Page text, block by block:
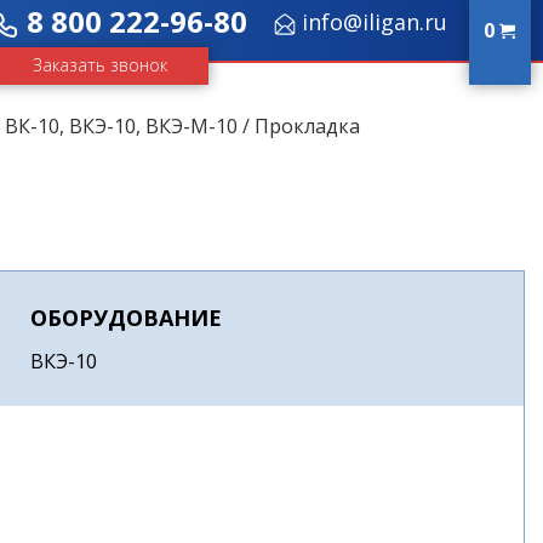
8 800 222-96-80
Заказать звонок
info@iligan.ru 0
ВК-10, ВКЭ-10, ВКЭ-М-10 / Прокладка
ОБОРУДОВАНИЕ
ВКЭ-10